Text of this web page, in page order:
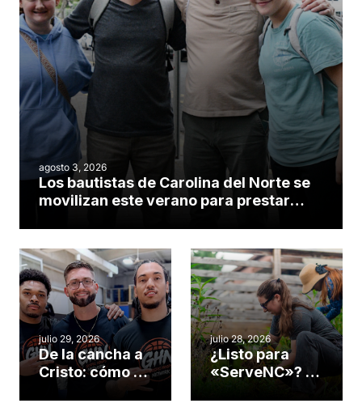
agosto 3, 2026
Los bautistas de Carolina del Norte se
movilizan este verano para prestar
julio 29, 2026
De la cancha a
Cristo: cómo el
gimnasio de
julio 28, 2026
¿Listo para
«ServeNC»? 4